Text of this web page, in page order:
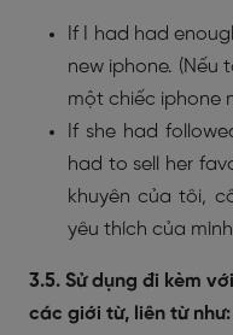
If I had had
new iphone. (Nếu
một chiếc iphone
If she had
had to sell her
khuyên của tôi,
yêu thích của
3.5. Sử dụng đi kèm
các giới từ, liên từ